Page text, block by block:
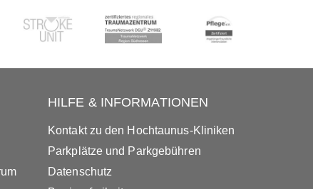
HILFE & INFORMATIONEN
Kontakt zu den Hochtaunus-Kliniken
Parkplätze und Parkgebühren
Datenschutz